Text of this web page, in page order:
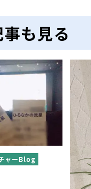
も見る
ャーBlog